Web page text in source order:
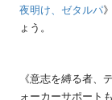
夜明け、ゼタルパ
ょう。
《意志を縛る者、
ォーカーサポート